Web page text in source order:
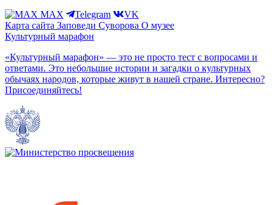
MAX
Telegram
VK
Карта сайта Заповеди Cуворова О музее
Культурный марафон
«Культурный марафон» — это не просто тест с вопросами и
ответами. Это небольшие истории и загадки о культурных
обычаях народов, которые живут в нашей стране. Интересно?
Присоединяйтесь!